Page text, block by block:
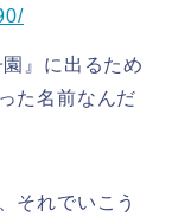
』に出るため
た名前なんだ
それでいこう